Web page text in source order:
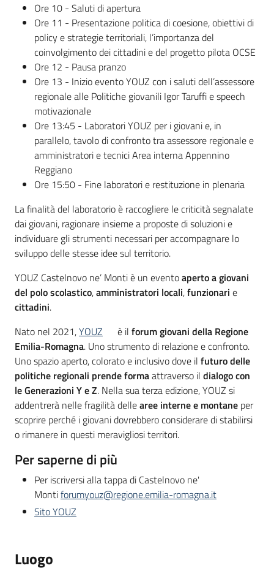
Ore 10 - Saluti di apertura
Ore 11 - Presentazione politica di coesione, obiettivi di
policy e strategie territoriali, l’importanza del
coinvolgimento dei cittadini e del progetto pilota OCSE
Ore 12 - Pausa pranzo
Ore 13 - Inizio evento YOUZ con i saluti dell’assessore
regionale alle Politiche giovanili Igor Taruffi e speech
motivazionale
Ore 13:45 - Laboratori YOUZ per i giovani e, in
parallelo, tavolo di confronto tra assessore regionale e
amministratori e tecnici Area interna Appennino
Reggiano
Ore 15:50 - Fine laboratori e restituzione in plenaria
La finalità del laboratorio è raccogliere le criticità segnalate
dai giovani, ragionare insieme a proposte di soluzioni e
individuare gli strumenti necessari per accompagnare lo
sviluppo delle stesse idee sul territorio.
YOUZ Castelnovo ne’ Monti è un eventoaperto a giovani
del polo scolastico,amministratori locali,funzionari e
cittadini.
Nato nel 2021,YOUZ è il forum giovani della Regione
Emilia-Romagna. Uno strumento di relazione e confronto.
Uno spazio aperto, colorato e inclusivo dove il futuro delle
politiche regionali prende formaattraverso il dialogo con
le Generazioni Y e Z. Nella sua terza edizione, YOUZ si
addentrerà nelle fragilità dellearee interne e montane per
scoprire perché i giovani dovrebbero considerare di stabilirsi
o rimanere in questi meravigliosi territori.
Per saperne di più
Per iscriversi alla tappa di Castelnovo ne'
Montiforumyouz@regione.emilia-romagna.it
Sito YOUZ
Luogo